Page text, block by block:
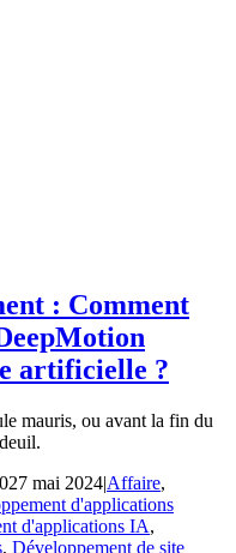
: Comment
artificielle ?
mauris, ou avant la fin du
27 mai 2024|Affaire,
d'applications
d'applications IA,
, Développement de site